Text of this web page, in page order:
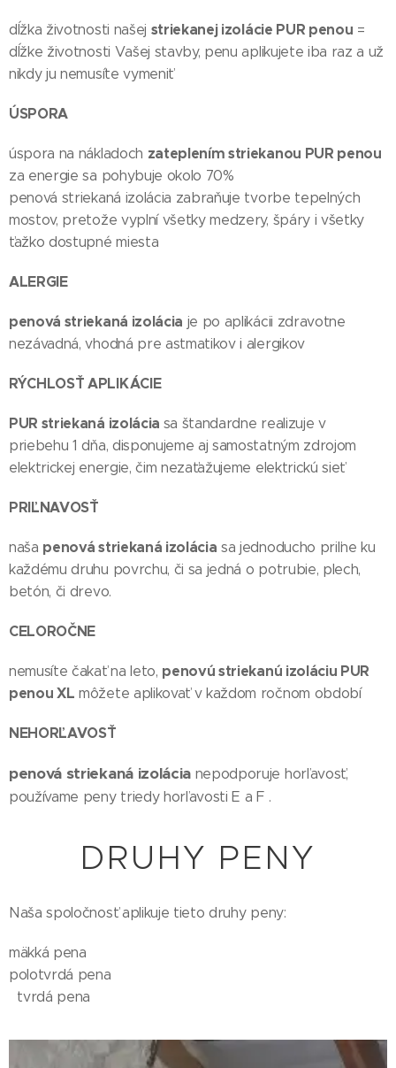
dĺžka životnosti našej striekanej izolácie PUR penou =
dĺžke životnosti Vašej stavby, penu aplikujete iba raz a už
nikdy ju nemusíte vymeniť
ÚSPORA
úspora na nákladoch zateplením striekanou PUR penou
za energie sa pohybuje okolo 70%
penová striekaná izolácia zabraňuje tvorbe tepelných
mostov, pretože vyplní všetky medzery, špáry i všetky
ťažko dostupné miesta
ALERGIE
penová striekaná izolácia je po aplikácii zdravotne
nezávadná, vhodná pre astmatikov i alergikov
RÝCHLOSŤ APLIKÁCIE
PUR striekaná izolácia sa štandardne realizuje v
priebehu 1 dňa, disponujeme aj samostatným zdrojom
elektrickej energie, čim nezaťažujeme elektrickú sieť
PRIĽNAVOSŤ
naša penová striekaná izolácia sa jednoducho priľne ku
každému druhu povrchu, či sa jedná o potrubie, plech,
betón, či drevo.
CELOROČNE
nemusíte čakať na leto, penovú striekanú izoláciu PUR
penou XL môžete aplikovať v každom ročnom období
NEHORĽAVOSŤ
penová striekaná izolácia nepodporuje horľavosť,
používame peny triedy horľavosti E a F .
DRUHY PENY
Naša spoločnosť aplikuje tieto druhy peny:
mäkká pena
polotvrdá pena
tvrdá pena